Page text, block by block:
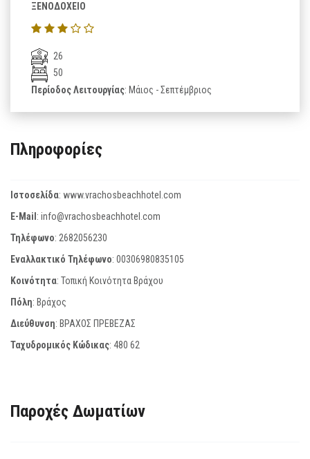
ΞΕΝΟΔΟΧΕΙΟ
26
50
Περίοδος Λειτουργίας: Μάιος - Σεπτέμβριος
Πληροφορίες
Ιστοσελίδα: www.vrachosbeachhotel.com
E-Mail: info@vrachosbeachhotel.com
Τηλέφωνο: 2682056230
Εναλλακτικό Τηλέφωνο: 00306980835105
Κοινότητα: Τοπική Κοινότητα Βράχου
Πόλη: Βράχος
Διεύθυνση: ΒΡΑΧΟΣ ΠΡΕΒΕΖΑΣ
Ταχυδρομικός Κώδικας: 480 62
Παροχές Δωματίων